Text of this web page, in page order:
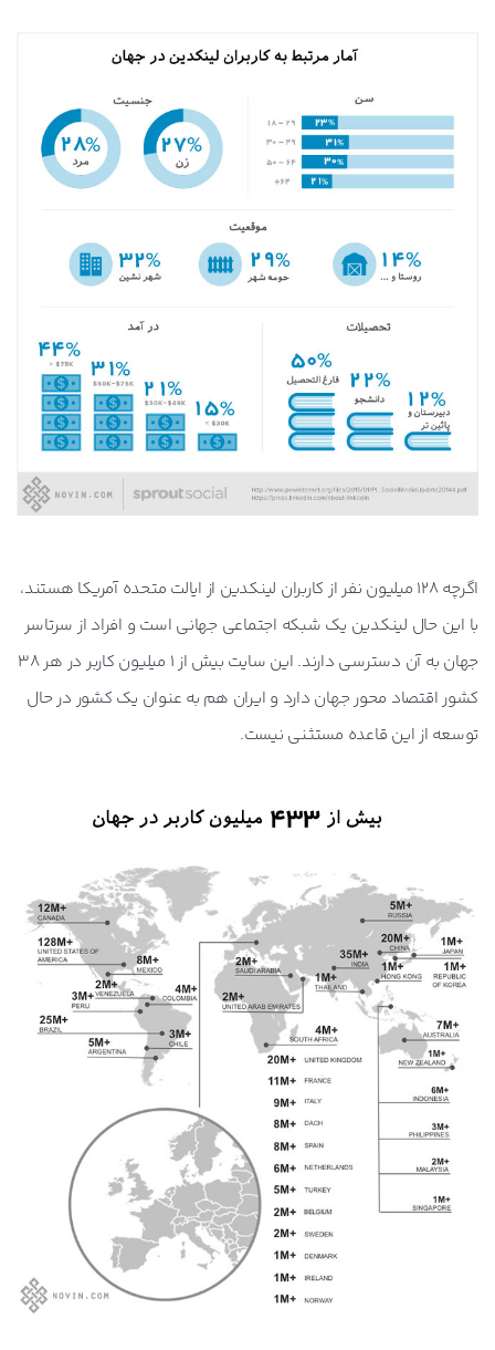
اگرچه 128 میلیون نفر از کاربران لینکدین از ایالت متحده آمریکا هستند،
با این حال لینکدین یک شبکه اجتماعی جهانی است و افراد از سرتاسر
جهان به آن دسترسی دارند. این سایت بیش از 1 میلیون کاربر در هر 38
کشور اقتصاد محور جهان دارد و ایران هم به عنوان یک کشور در حال
توسعه از این قاعده مستثنی نیست.